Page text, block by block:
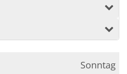
Sonntag